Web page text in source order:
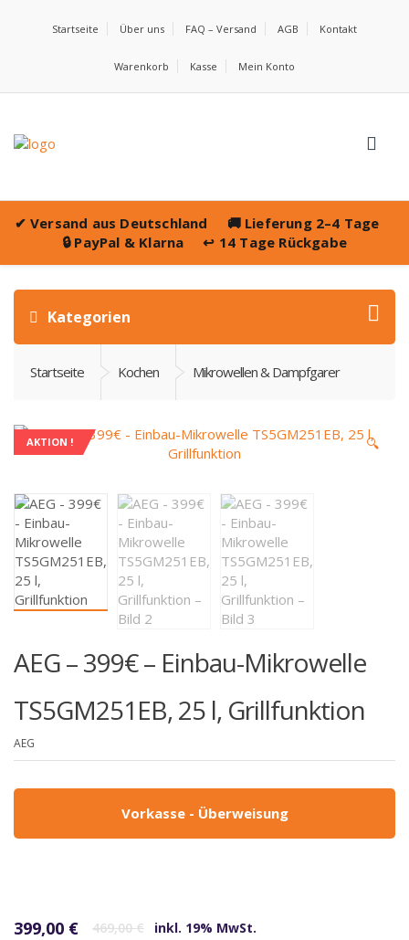
Startseite Über uns FAQ – Versand AGB Kontakt
Warenkorb Kasse Mein Konto
✔ Versand aus Deutschland 🚚 Lieferung 2–4 Tage
🔒 PayPal & Klarna ↩️ 14 Tage Rückgabe
Kategorien
Startseite Kochen Mikrowellen & Dampfgarer
AKTION ! 🔍
AEG – 399€ – Einbau-Mikrowelle
TS5GM251EB, 25 l, Grillfunktion
AEG
Vorkasse - Überweisung
469,00€
399,00 € inkl. 19% MwSt.